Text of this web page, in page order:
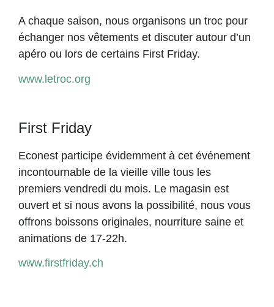
A chaque saison, nous organisons un troc pour
échanger nos vêtements et discuter autour d’un
apéro ou lors de certains First Friday.
www.letroc.org
First Friday
Econest participe évidemment à cet événement
incontournable de la vieille ville tous les
premiers vendredi du mois. Le magasin est
ouvert et si nous avons la possibilité, nous vous
offrons boissons originales, nourriture saine et
animations de 17-22h.
www.firstfriday.ch